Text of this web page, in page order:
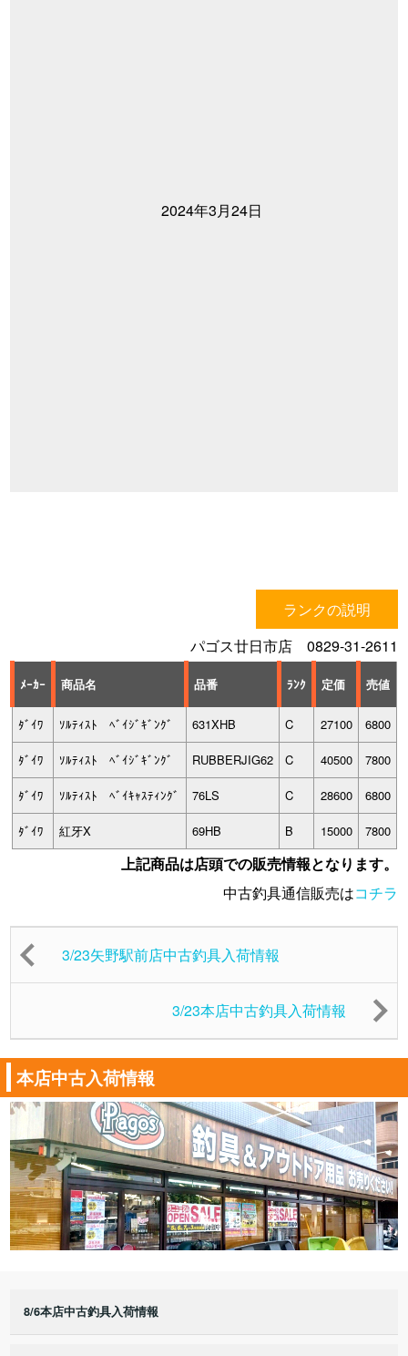
2024年3月24日
ランクの説明
パゴス廿日市店 0829-31-2611
ﾒｰｶｰ 商品名 品番 ﾗﾝｸ 定価 売値
ﾀﾞｲﾜ ｿﾙﾃｨｽﾄ ﾍﾞｲｼﾞｷﾞﾝｸﾞ 631XHB C 27100 6800
ﾀﾞｲﾜ ｿﾙﾃｨｽﾄ ﾍﾞｲｼﾞｷﾞﾝｸﾞ RUBBERJIG62 C 40500 7800
ﾀﾞｲﾜ ｿﾙﾃｨｽﾄ ﾍﾞｲｷｬｽﾃｨﾝｸﾞ 76LS C 28600 6800
ﾀﾞｲﾜ 紅牙X 69HB B 15000 7800
上記商品は店頭での販売情報となります。
中古釣具通信販売はコチラ
3/23矢野駅前店中古釣具入荷情報
3/23本店中古釣具入荷情報
本店中古入荷情報
8/6本店中古釣具入荷情報